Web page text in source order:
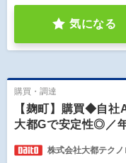
気になる
購買・調達
【麹町】購買◆自社
大都Gで安定性◎／
株式会社大都テクノ